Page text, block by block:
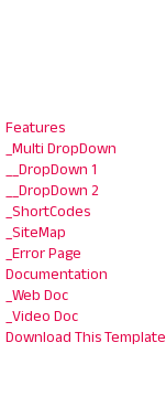
Features
_Multi DropDown
__DropDown 1
__DropDown 2
_ShortCodes
_SiteMap
_Error Page
Documentation
_Web Doc
_Video Doc
Download This Template